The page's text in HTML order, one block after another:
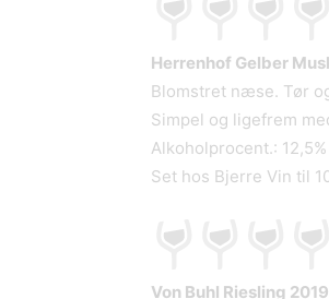
Herrenhof Gelber
Blomstret næse. Tør
Simpel og ligefrem
Alkoholprocent.: 12,5%
Set hos Bjerre Vin til
Von Buhl Riesling